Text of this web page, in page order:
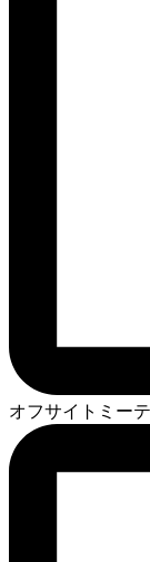
オフサイトミー